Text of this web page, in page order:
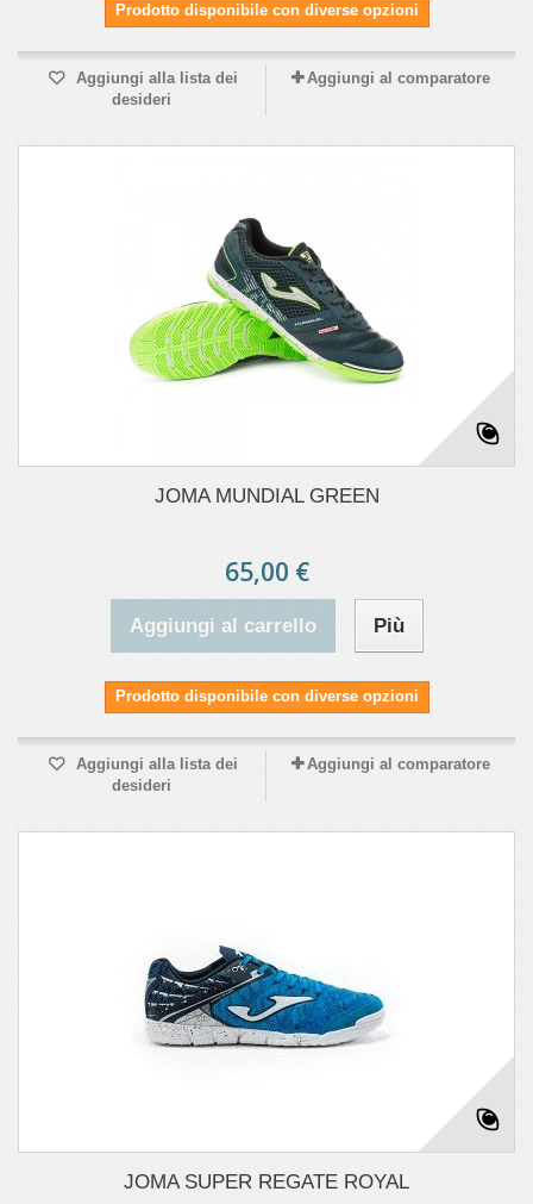
Prodotto disponibile con diverse opzioni
Aggiungi alla lista dei
desideri
Aggiungi al comparatore
JOMA MUNDIAL GREEN
65,00 €
Aggiungi al carrello Più
Prodotto disponibile con diverse opzioni
Aggiungi alla lista dei
desideri
Aggiungi al comparatore
JOMA SUPER REGATE ROYAL